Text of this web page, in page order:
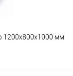
1200х800х1000 мм